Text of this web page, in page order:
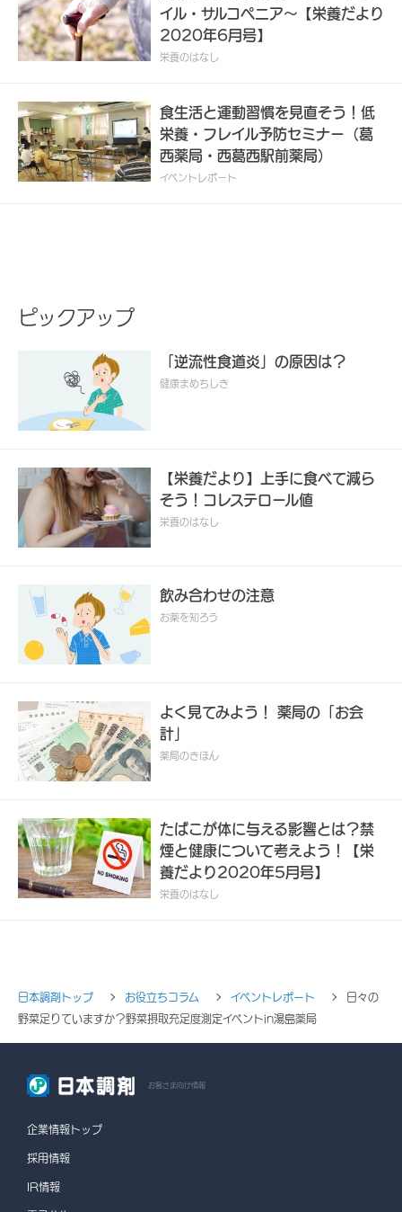
イル・サルコペニア～【栄養だより
2020年6月号】
栄養のはなし
食生活と運動習慣を見直そう！低
栄養・フレイル予防セミナー（葛
西薬局・西葛西駅前薬局）
イベントレポート
ピックアップ
「逆流性食道炎」の原因は？
健康まめちしき
【栄養だより】上手に食べて減ら
そう！コレステロール値
栄養のはなし
飲み合わせの注意
お薬を知ろう
よく見てみよう！ 薬局の「お会
計」
薬局のきほん
たばこが体に与える影響とは？禁
煙と健康について考えよう！【栄
養だより2020年5月号】
栄養のはなし
日本調剤トップ お役立ちコラム イベントレポート
日々の
野菜足りていますか？野菜摂取充足度測定イベントin湯島薬局
お客さま向け情報
企業情報トップ
採用情報
IR情報